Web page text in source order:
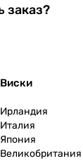
заказ?
Виски
Ирландия
Италия
Япония
Великобритания